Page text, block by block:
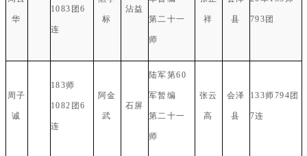
华
1083团6
连
标
沾益
第二十一
师
祥 县 793团
周子
诚
183师
1082团6
连
阿金
武
石屏
陆军第60
军暂编
第二十一
师
张云
高
会泽
县
133师794团
7连